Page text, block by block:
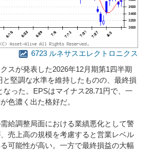
6723 ルネサスエレクトロニクス
スが発表した2026年12月期第1四半期
と堅調な水準を維持したものの、最終損
なった。EPSはマイナス28.71円で、一
色濃く出た格好だ。
給調整局面における業績悪化として警
売上高の規模を考慮すると営業レベル
可能性が高い。一方で最終損益の大幅